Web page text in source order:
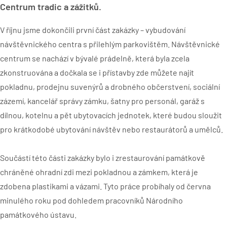
Centrum tradic a zážitků.
V říjnu jsme dokončili první část zakázky – vybudování
návštěvnického centra s přilehlým parkovištěm. Návštěvnické
centrum se nachází v bývalé prádelně, která byla zcela
zkonstruována a dočkala se i přístavby zde můžete najít
pokladnu, prodejnu suvenýrů a drobného občerstvení, sociální
zázemí, kancelář správy zámku, šatny pro personál, garáž s
dílnou, kotelnu a pět ubytovacích jednotek, které budou sloužit
pro krátkodobé ubytování návštěv nebo restaurátorů a umělců.
Součástí této části zakázky bylo i zrestaurování památkově
chráněné ohradní zdi mezi pokladnou a zámkem, která je
zdobena plastikami a vázami. Tyto práce probíhaly od června
minulého roku pod dohledem pracovníků Národního
památkového ústavu.